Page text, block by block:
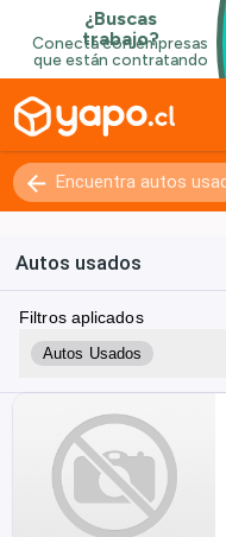
Autos usados
Filtros aplicados
Autos Usados